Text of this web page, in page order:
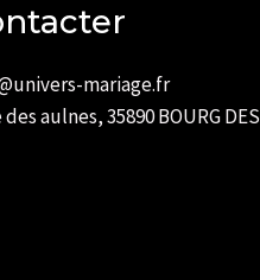
mariage.fr
aulnes, 35890 BOURG DES